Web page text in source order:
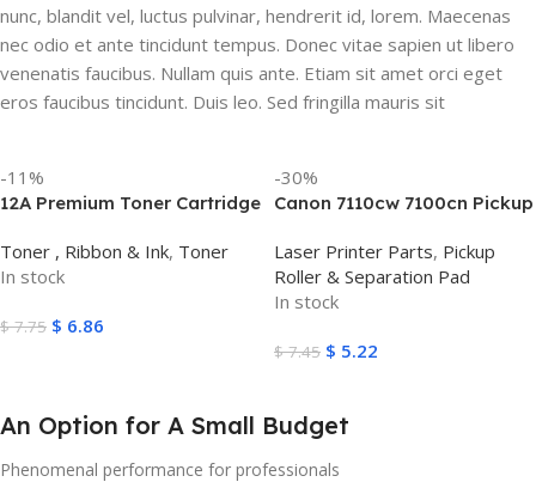
nunc, blandit vel, luctus pulvinar, hendrerit id, lorem. Maecenas
nec odio et ante tincidunt tempus. Donec vitae sapien ut libero
venenatis faucibus. Nullam quis ante. Etiam sit amet orci eget
eros faucibus tincidunt. Duis leo. Sed fringilla mauris sit
-11%
12A Premium Toner Cartridge
Toner , Ribbon & Ink, Toner
In stock
$7.75 $ 6.86
-30%
Canon 7110cw 7100cn Pickup
Laser Printer Parts, Pickup
Roller & Separation Pad
In stock
$7.45 $ 5.22
An Option for A Small Budget
Phenomenal performance for professionals